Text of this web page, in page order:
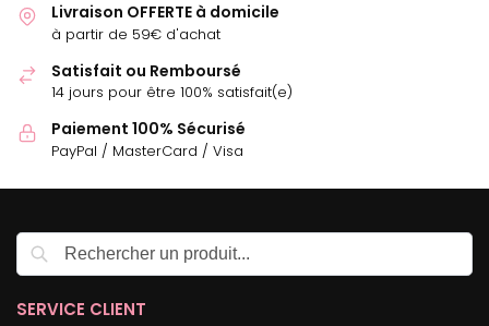
Livraison OFFERTE à domicile
à partir de 59€ d'achat
Satisfait ou Remboursé
14 jours pour être 100% satisfait(e)
Paiement 100% Sécurisé
PayPal / MasterCard / Visa
SERVICE CLIENT